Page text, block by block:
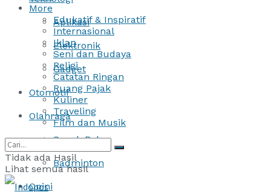
Aplikasi
Elektronik
Gadget
Otomotif
Olahraga
Sepak Bola
Badminton
Opini
More
Edukatif & Inspiratif
Internasional
Iklan
Seni dan Budaya
Religi
Catatan Ringan
Ruang Pajak
Kuliner
Traveling
Film dan Musik
Tidak ada Hasil
Lihat semua hasil